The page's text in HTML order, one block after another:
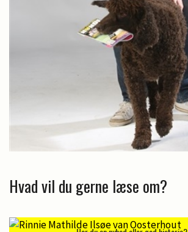
Hvad vil du gerne læse om?